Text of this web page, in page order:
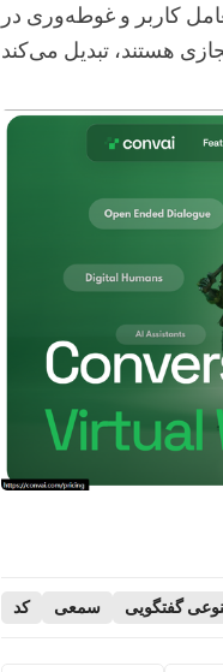
کاربر و غوطه‌وری در
کد سمعی گفتگویی